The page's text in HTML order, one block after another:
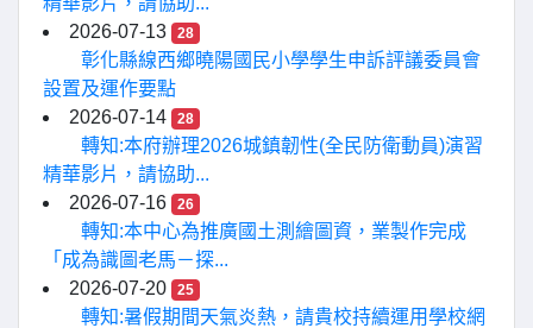
2026-07-13
28
彰化縣線西鄉曉陽國民小學學生申訴評議委員會
設置及運作要點
2026-07-14
28
轉知:本府辦理2026城鎮韌性(全民防衛動員)演習
精華影片，請協助...
2026-07-16
26
轉知:本中心為推廣國土測繪圖資，業製作完成
「成為識圖老馬－探...
2026-07-20
25
轉知:暑假期間天氣炎熱，請貴校持續運用學校網